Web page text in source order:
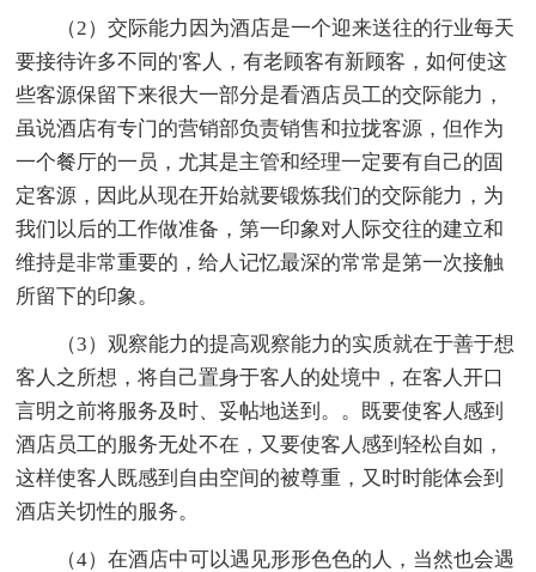
（2）交际能力因为酒店是一个迎来送往的行业每天
要接待许多不同的'客人，有老顾客有新顾客，如何使这
些客源保留下来很大一部分是看酒店员工的交际能力，
虽说酒店有专门的营销部负责销售和拉拢客源，但作为
一个餐厅的一员，尤其是主管和经理一定要有自己的固
定客源，因此从现在开始就要锻炼我们的交际能力，为
我们以后的工作做准备，第一印象对人际交往的建立和
维持是非常重要的，给人记忆最深的常常是第一次接触
所留下的印象。
（3）观察能力的提高观察能力的实质就在于善于想
客人之所想，将自己置身于客人的处境中，在客人开口
言明之前将服务及时、妥帖地送到。。既要使客人感到
酒店员工的服务无处不在，又要使客人感到轻松自如，
这样使客人既感到自由空间的被尊重，又时时能体会到
酒店关切性的服务。
（4）在酒店中可以遇见形形色色的人，当然也会遇